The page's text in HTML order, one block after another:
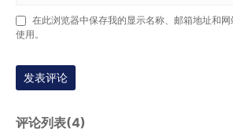
在此浏览器中保存我的显示名称、邮箱地址和
使用。
发表评论
评论列表(4)